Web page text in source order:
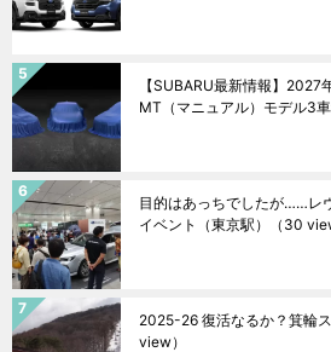
【SUBARU最新情報】2027
MT（マニュアル）モデル3
目的はあっちでしたが……レ
イベント（東京駅）
（30
2025-26 復活なるか？箕輪
view）